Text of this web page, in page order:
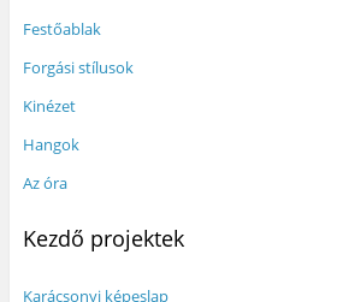
Festőablak
Forgási stílusok
Kinézet
Hangok
Az óra
Kezdő projektek
Karácsonyi képeslap